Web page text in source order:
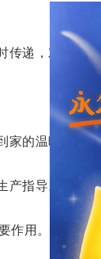
递，对人们的
的温暖。
指导。
作用。